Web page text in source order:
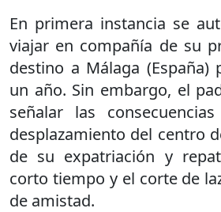
En primera instancia se
viajar en compañía de su
destino a Málaga (España)
un año. Sin embargo, el
señalar las
desplazamiento del centro
de su expatriación y
corto tiempo y el corte de
de amistad.